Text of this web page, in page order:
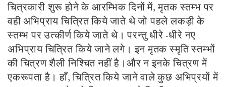
चित्रकारी शुरू होने के आरम्भिक दिनों में, मृतक स्तम्भ पर
वही अभिप्राय चित्रित किये जाते थे जो पहले लकड़ी के
स्तम्भ पर उत्कीर्ण किये जाते थे। परन्तु धीरे -धीरे नए
अभिप्राय चित्रित किये जाने लगे। इन मृतक स्मृति स्तम्भों
की चित्रण शैली निश्चित नहीं है।और न इनके चित्रण में
एकरूपता है। हाँ, चित्रित किये जाने वाले कुछ अभिप्रयों में